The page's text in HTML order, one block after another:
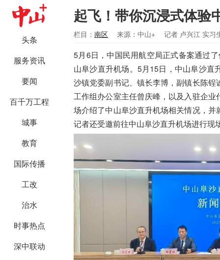
头条
服务资讯
要闻
百千万工程
城事
教育
国际传播
工改
治水
时事热点
深中联动
起飞！带你沉浸式体验
栏目： 南区 来源：中山+ 记者 卢兴江 实习
5月6日，中国民用航空局正式备案通过
山阜沙直升机场。5月15日，中山阜沙
沙镇党委副书记、镇长李博，副镇长陈
工作组办公室主任曾庆峰，以及入驻企
场介绍了中山阜沙直升机场相关情况，
记者还受邀前往中山阜沙直升机场进行现